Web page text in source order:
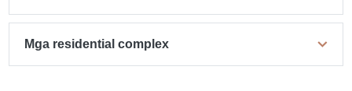
Mga residential complex